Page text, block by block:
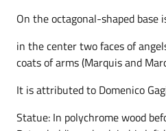
On the octagonal-shaped base
in the center two faces of
coats of arms (Marquis and
It is attributed to Domenico
Statue: In polychrome wood